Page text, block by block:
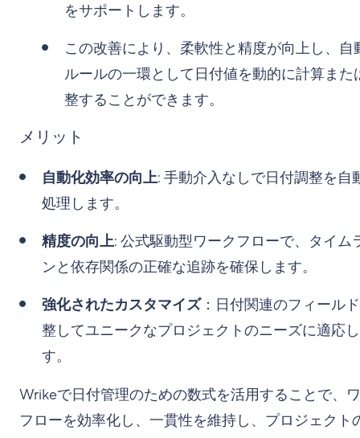
をサポートします。
この改善により、柔軟性と精度が向上し、自
ルールの一環として日付値を動的に計算また
整することができます。
メリット
自動化効率の向上: 手動介入なしで日付調整を自
処理します。
精度の向上: 公式駆動型ワークフローで、タイム
ンと依存関係の正確な追跡を確保します。
強化されたカスタマイズ：日付関連のフィール
整してユニークなプロジェクトのニーズに適応
す。
Wrikeで日付管理のための数式を活用することで、
フローを効率化し、一貫性を維持し、プロジェクト